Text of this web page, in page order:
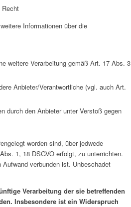
Recht
Informationen über die
weitere Verarbeitung gemäß Art. 17 Abs. 3
Anbieter/Verantwortliche (vgl. auch Art.
durch den Anbieter unter Verstoß gegen
worden sind, über jedwede
1, 18 DSGVO erfolgt, zu unterrichten.
verbunden ist. Unbeschadet
Verarbeitung der sie betreffenden
Insbesondere ist ein Widerspruch